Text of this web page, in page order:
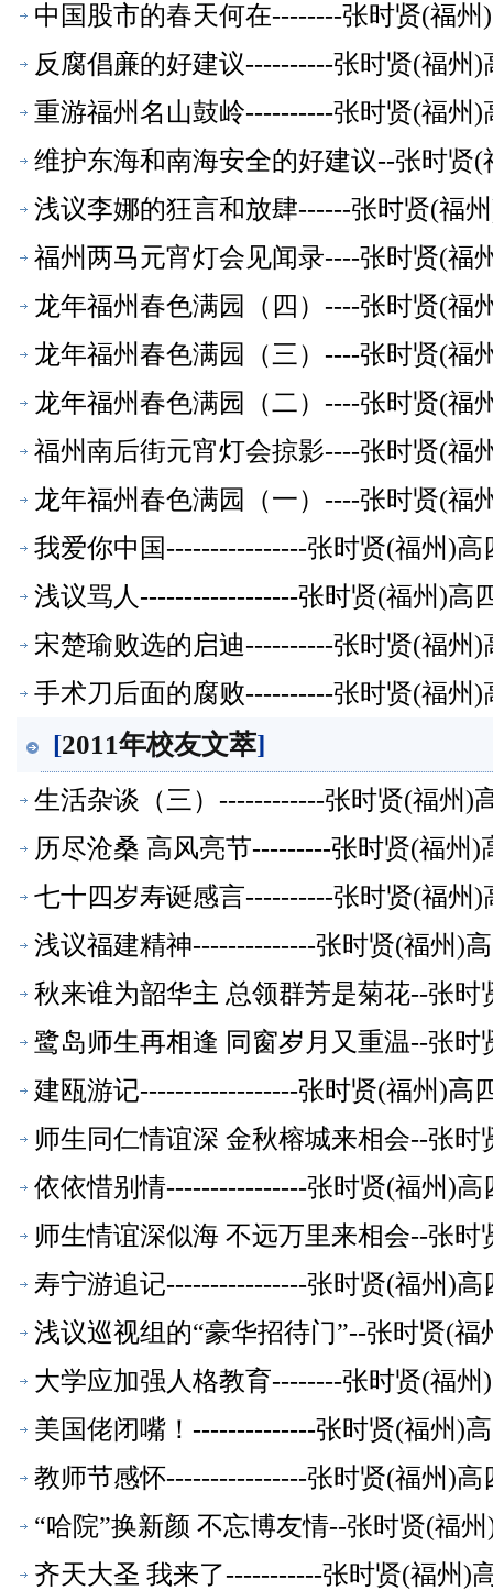
中国股市的春天何在--------张时贤(福
反腐倡亷的好建议----------张时贤(福州
重游福州名山鼓岭----------张时贤(福州
维护东海和南海安全的好建议--张时贤
浅议李娜的狂言和放肆------张时贤(福
福州两马元宵灯会见闻录----张时贤(福
龙年福州春色满园（四）----张时贤(福
龙年福州春色满园（三）----张时贤(福
龙年福州春色满园（二）----张时贤(福
福州南后街元宵灯会掠影----张时贤(福
龙年福州春色满园（一）----张时贤(福
我爱你中国----------------张时贤(福州)高
浅议骂人------------------张时贤(福州)高
宋楚瑜败选的启迪----------张时贤(福州
手术刀后面的腐败----------张时贤(福州
[2011年校友文萃]
生活杂谈（三）------------张时贤(福州)
历尽沧桑 高风亮节---------张时贤(福州)
七十四岁寿诞感言----------张时贤(福州
浅议福建精神--------------张时贤(福州)
秋来谁为韶华主 总领群芳是菊花--张
鹭岛师生再相逢 同窗岁月又重温--张
建瓯游记------------------张时贤(福州)高
师生同仁情谊深 金秋榕城来相会--张
依依惜别情----------------张时贤(福州)高
师生情谊深似海 不远万里来相会--张
寿宁游追记----------------张时贤(福州)高
浅议巡视组的“豪华招待门”--张时贤(
大学应加强人格教育--------张时贤(福
美国佬闭嘴！--------------张时贤(福州)
教师节感怀----------------张时贤(福州)高
“哈院”换新颜 不忘博友情--张时贤(福
齐天大圣 我来了-----------张时贤(福州)